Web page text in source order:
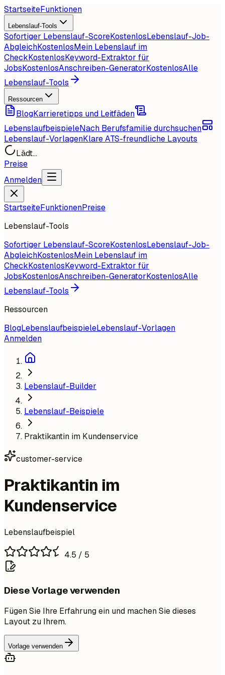
StartseiteFunktionen
Lebenslauf-Tools
Sofortiger Lebenslauf-ScoreKostenlosLebenslauf-Job-
AbgleichKostenlosMein Lebenslauf im
CheckKostenlosKeyword-Extraktor für
JobsKostenlosAnschreiben-GeneratorKostenlosAlle
Lebenslauf-Tools
Ressourcen
BlogKarrieretipps und Leitfäden
LebenslaufbeispieleNach Berufsfamilie durchsuchen
Lebenslauf-VorlagenKlare ATS-freundliche Layouts
Lädt...
Preise
Anmelden
StartseiteFunktionenPreise
Lebenslauf-Tools
Sofortiger Lebenslauf-ScoreKostenlosLebenslauf-Job-
AbgleichKostenlosMein Lebenslauf im
CheckKostenlosKeyword-Extraktor für
JobsKostenlosAnschreiben-GeneratorKostenlosAlle
Lebenslauf-Tools
Ressourcen
BlogLebenslaufbeispieleLebenslauf-Vorlagen
Anmelden
Lebenslauf-Builder
Lebenslauf-Beispiele
Praktikantin im Kundenservice
customer-service
Praktikantin im
Kundenservice
Lebenslaufbeispiel
4.5 / 5
Diese Vorlage verwenden
Fügen Sie Ihre Erfahrung ein und machen Sie dieses
Layout zu Ihrem.
Vorlage verwenden